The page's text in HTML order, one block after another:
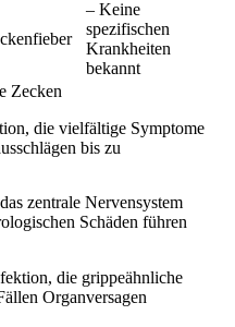
– Keine
spezifischen
Krankheiten
bekannt
Zecken
die vielfältige Symptome
bis zu
zentrale Nervensystem
Schäden führen
die grippeähnliche
Organversagen